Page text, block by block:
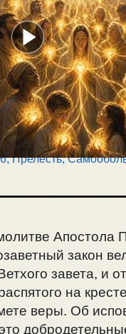
,Прелесть,
Апостола
закон
завета, и
на
веры. Об